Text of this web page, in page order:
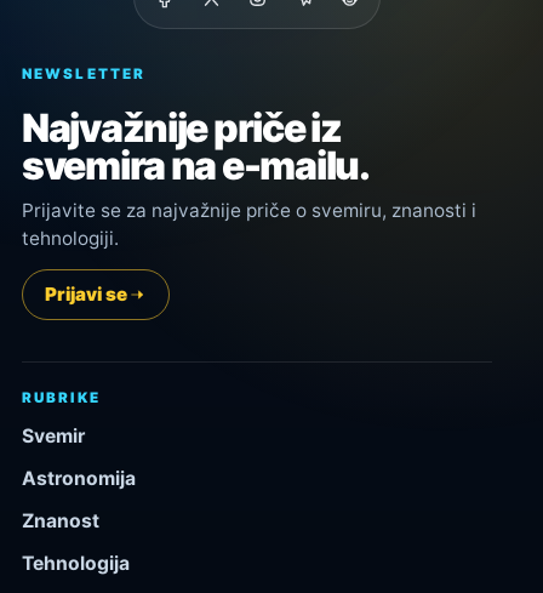
NEWSLETTER
Najvažnije priče iz
svemira na e-mailu.
Prijavite se za najvažnije priče o svemiru, znanosti i
tehnologiji.
Prijavi se
RUBRIKE
Svemir
Astronomija
Znanost
Tehnologija